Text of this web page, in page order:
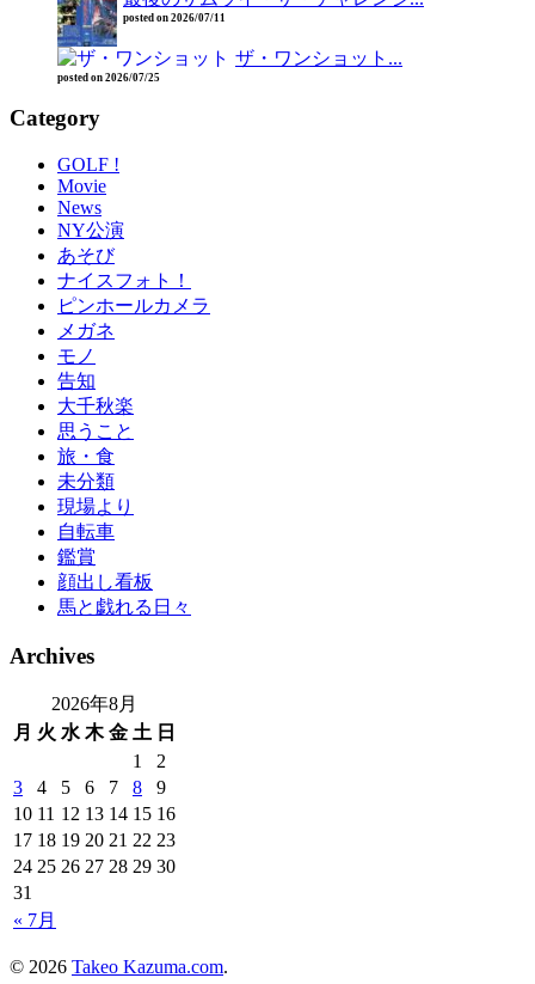
posted on 2026/07/11
ザ・ワンショット...
posted on 2026/07/25
Category
GOLF !
Movie
News
NY公演
あそび
ナイスフォト！
ピンホールカメラ
メガネ
モノ
告知
大千秋楽
思うこと
旅・食
未分類
現場より
自転車
鑑賞
顔出し看板
馬と戯れる日々
Archives
2026年8月
月 火 水 木 金 土 日
« 7月
1
2
3
4 5 6 7 8
9
10 11 12 13 14 15 16
17 18 19 20 21 22 23
24 25 26 27 28 29 30
31
© 2026 Takeo Kazuma.com.